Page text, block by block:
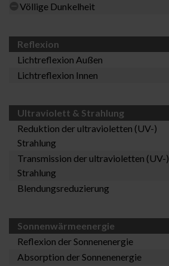
Völlige Dunkelheit
Reflexion
Lichtreflexion Außen
Lichtreflexion Innen
Ultraviolett & Strahlung
Reduktion der ultravioletten (UV-)
Strahlung
Transmission der ultravioletten (UV-)
Strahlung
Blendungsreduzierung
Sonnenwärmeenergie
Reflexion der Sonnenenergie
Absorption der Sonnenenergie